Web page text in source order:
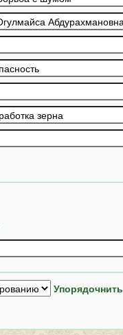
Упорядочнить